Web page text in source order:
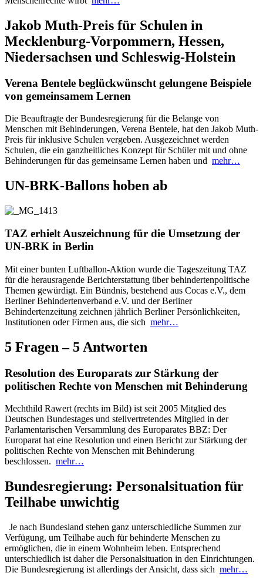
Jakob Muth-Preis für Schulen in
Mecklenburg-Vorpommern, Hessen,
Niedersachsen und Schleswig-Holstein
Verena Bentele beglückwünscht gelungene Beispiele
von gemeinsamem Lernen
Die Beauftragte der Bundesregierung für die Belange von
Menschen mit Behinderungen, Verena Bentele, hat den Jakob Muth-
Preis für inklusive Schulen vergeben. Ausgezeichnet werden
Schulen, die ein ganzheitliches Konzept für Schüler mit und ohne
Behinderungen für das gemeinsame Lernen haben und mehr…
UN-BRK-Ballons hoben ab
TAZ erhielt Auszeichnung für die Umsetzung der
UN-BRK in Berlin
Mit einer bunten Luftballon-Aktion wurde die Tageszeitung TAZ
für die herausragende Berichterstattung über behindertenpolitische
Themen gewürdigt. Ein Bündnis, bestehend aus Cocas e.V., dem
Berliner Behindertenverband e.V. und der Berliner
Behindertenzeitung zeichnen jährlich Berliner Persönlichkeiten,
Institutionen oder Firmen aus, die sich mehr…
5 Fragen – 5 Antworten
Resolution des Europarats zur Stärkung der
politischen Rechte von Menschen mit Behinderung
Mechthild Rawert (rechts im Bild) ist seit 2005 Mitglied des
Deutschen Bundestages und stellvertretendes Mitglied in der
Parlamentarischen Versammlung des Europarates BBZ: Der
Europarat hat eine Resolution und einen Bericht zur Stärkung der
politischen Rechte von Menschen mit Behinderung
beschlossen. mehr…
Bundesregierung: Personalsituation für
Teilhabe unwichtig
Je nach Bundesland stehen ganz unterschiedliche Summen zur
Verfügung, um Teilhabe auch für behinderte Menschen zu
ermöglichen, die in einem Wohnheim leben. Entsprechend
unterschiedlich ist daher die Personalsituation in den Einrichtungen.
Die Bundesregierung ist allerdings der Ansicht, dass sich mehr…